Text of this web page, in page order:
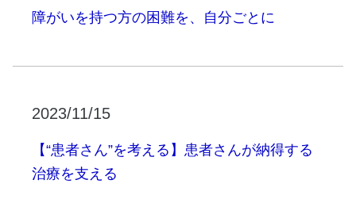
障がいを持つ方の困難を、自分ごとに
2023/11/15
【“患者さん”を考える】患者さんが納得する
治療を支える